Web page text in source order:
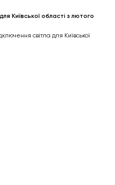
Київської області з лютого
світла для Київської